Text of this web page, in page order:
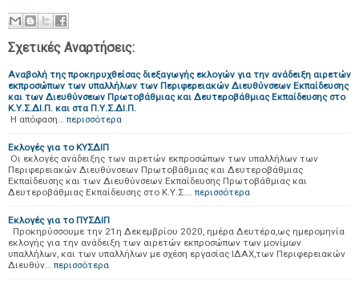
Σχετικές Αναρτήσεις:
Αναβολή της προκηρυχθείσας διεξαγωγής εκλογών για την ανάδειξη αιρετών
εκπροσώπων των υπαλλήλων των Περιφερειακών Διευθύνσεων Εκπαίδευσης
και των Διευθύνσεων Πρωτοβάθμιας και Δευτεροβάθμιας Εκπαίδευσης στο
Κ.Υ.Σ.ΔΙ.Π. και στα Π.Υ.Σ.ΔΙ.Π.
Η απόφαση… περισσότερα
Εκλογές για το ΚΥΣΔΙΠ
Οι εκλογές ανάδειξης των αιρετών εκπροσώπων των υπαλλήλων των
Περιφερειακών Διευθύνσεων Πρωτοβάθμιας και Δευτεροβάθμιας
Εκπαίδευσης και των Διευθύνσεων Εκπαίδευσης Πρωτοβάθμιας και
Δευτεροβάθμιας Εκπαίδευσης στο Κ.Υ.Σ.… περισσότερα
Εκλογές για το ΠΥΣΔΙΠ
Προκηρύσσουμε την 21η Δεκεμβρίου 2020, ημέρα Δευτέρα,ως ημερομηνία
εκλογής για την ανάδειξη των αιρετών εκπροσώπων των μονίμων
υπαλλήλων, και των υπαλλήλων με σχέση εργασίας ΙΔΑΧ,των Περιφερειακών
Διευθύν… περισσότερα